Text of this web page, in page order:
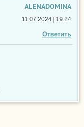
ALENADOMINA
Ответить
11.07.2024 | 19:24